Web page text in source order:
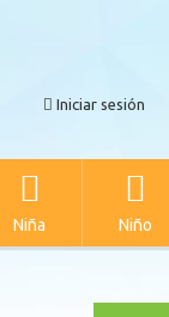
Iniciar sesión
Niña Niño